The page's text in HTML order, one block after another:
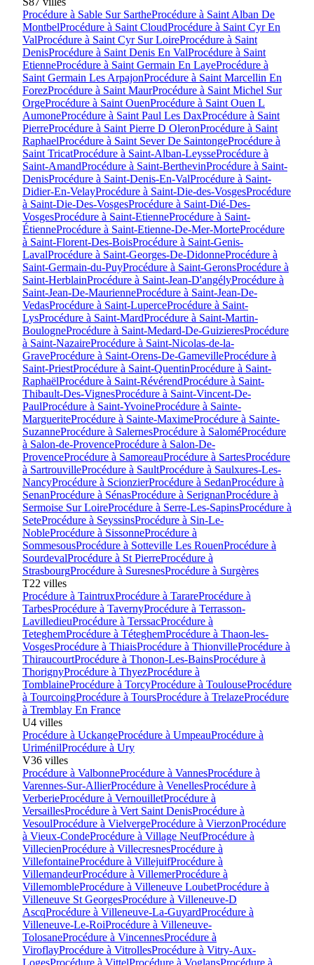
Procédure à Sable Sur SartheProcédure à Saint Alban De
MontbelProcédure à Saint CloudProcédure à Saint Cyr En
ValProcédure à Saint Cyr Sur LoireProcédure à Saint
DenisProcédure à Saint Denis En ValProcédure à Saint
EtienneProcédure à Saint Germain En LayeProcédure à
Saint Germain Les ArpajonProcédure à Saint Marcellin En
ForezProcédure à Saint MaurProcédure à Saint Michel Sur
OrgeProcédure à Saint OuenProcédure à Saint Ouen L
AumoneProcédure à Saint Paul Les DaxProcédure à Saint
PierreProcédure à Saint Pierre D OleronProcédure à Saint
RaphaelProcédure à Saint Sever De SaintongeProcédure à
Saint TricatProcédure à Saint-Alban-LeysseProcédure à
Saint-AmandProcédure à Saint-BerthevinProcédure à Saint-
DenisProcédure à Saint-Denis-En-ValProcédure à Saint-
Didier-En-VelayProcédure à Saint-Die-des-VosgesProcédure
à Saint-Die-Des-VosgesProcédure à Saint-Dié-Des-
VosgesProcédure à Saint-EtienneProcédure à Saint-
ÉtienneProcédure à Saint-Etienne-De-Mer-MorteProcédure
à Saint-Florent-Des-BoisProcédure à Saint-Genis-
LavalProcédure à Saint-Georges-De-DidonneProcédure à
Saint-Germain-du-PuyProcédure à Saint-GeronsProcédure à
Saint-HerblainProcédure à Saint-Jean-D'angélyProcédure à
Saint-Jean-De-MaurienneProcédure à Saint-Jean-De-
VedasProcédure à Saint-LuperceProcédure à Saint-
LysProcédure à Saint-MardProcédure à Saint-Martin-
BoulogneProcédure à Saint-Medard-De-GuizieresProcédure
à Saint-NazaireProcédure à Saint-Nicolas-de-la-
GraveProcédure à Saint-Orens-De-GamevilleProcédure à
Saint-PriestProcédure à Saint-QuentinProcédure à Saint-
RaphaëlProcédure à Saint-RévérendProcédure à Saint-
Thibault-Des-VignesProcédure à Saint-Vincent-De-
PaulProcédure à Saint-YvoineProcédure à Sainte-
MargueriteProcédure à Sainte-MaximeProcédure à Sainte-
SuzanneProcédure à SalernesProcédure à SaloméProcédure
à Salon-de-ProvenceProcédure à Salon-De-
ProvenceProcédure à SamoreauProcédure à SartesProcédure
à SartrouvilleProcédure à SaultProcédure à Saulxures-Les-
NancyProcédure à ScionzierProcédure à SedanProcédure à
SenanProcédure à SénasProcédure à SerignanProcédure à
Sermoise Sur LoireProcédure à Serre-Les-SapinsProcédure à
SeteProcédure à SeyssinsProcédure à Sin-Le-
NobleProcédure à SissonneProcédure à
SommesousProcédure à Sotteville Les RouenProcédure à
SourdevalProcédure à St PierreProcédure à
StrasbourgProcédure à SuresnesProcédure à Surgères
T22 villes
Procédure à TaintruxProcédure à TarareProcédure à
TarbesProcédure à TavernyProcédure à Terrasson-
LavilledieuProcédure à TerssacProcédure à
TeteghemProcédure à TéteghemProcédure à Thaon-les-
VosgesProcédure à ThiaisProcédure à ThionvilleProcédure à
ThiraucourtProcédure à Thonon-Les-BainsProcédure à
ThorignyProcédure à ThyezProcédure à
TomblaineProcédure à TorcyProcédure à ToulouseProcédure
à TourcoingProcédure à ToursProcédure à TrelazeProcédure
à Tremblay En France
U4 villes
Procédure à UckangeProcédure à UmpeauProcédure à
UriménilProcédure à Ury
V36 villes
Procédure à ValbonneProcédure à VannesProcédure à
Varennes-Sur-AllierProcédure à VenellesProcédure à
VerberieProcédure à VernouilletProcédure à
VersaillesProcédure à Vert Saint DenisProcédure à
VesoulProcédure à VielvergeProcédure à VierzonProcédure
à Vieux-CondeProcédure à Village NeufProcédure à
VillecienProcédure à VillecresnesProcédure à
VillefontaineProcédure à VillejuifProcédure à
VillemandeurProcédure à VillemerProcédure à
VillemombleProcédure à Villeneuve LoubetProcédure à
Villeneuve St GeorgesProcédure à Villeneuve-D
AscqProcédure à Villeneuve-La-GuyardProcédure à
Villeneuve-Le-RoiProcédure à Villeneuve-
TolosaneProcédure à VincennesProcédure à
ViroflayProcédure à VitrollesProcédure à Vitry-Aux-
LogesProcédure à VittelProcédure à VoglansProcédure à